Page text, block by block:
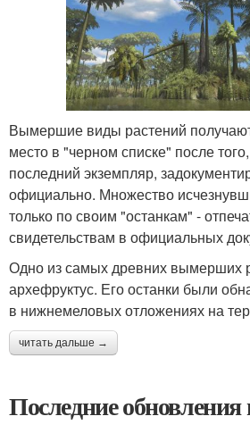
Вымершие виды растений получают
место в "черном списке" после
последний экземпляр,
официально. Множество
только по своим "останкам" -
свидетельствам в официальных
Одно из самых древних вымерших
архефруктус. Его останки были
в нижнемеловых отложениях на
читать дальше →
Последние обновления